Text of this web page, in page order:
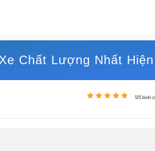
Chất Lượng Nhất
5/5 bình